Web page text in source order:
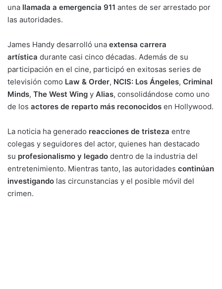
una llamada a emergencia 911 antes de ser arrestado por
las autoridades.
James Handy desarrolló una extensa carrera
artística durante casi cinco décadas. Además de su
participación en el cine, participó en exitosas series de
televisión como Law & Order, NCIS: Los Ángeles, Criminal
Minds, The West Wing y Alias, consolidándose como uno
de los actores de reparto más reconocidos en Hollywood.
La noticia ha generado reacciones de tristeza entre
colegas y seguidores del actor, quienes han destacado
su profesionalismo y legado dentro de la industria del
entretenimiento. Mientras tanto, las autoridades continúan
investigando las circunstancias y el posible móvil del
crimen.